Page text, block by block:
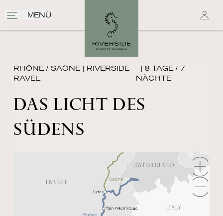
MENÜ
RHÔNE / SAÔNE | RIVERSIDE
RAVEL
| 8 TAGE / 7
NÄCHTE
DAS LICHT DES
SÜDENS